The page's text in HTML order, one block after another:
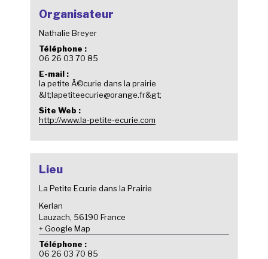
Organisateur
Nathalie Breyer
Téléphone :
06 26 03 70 85
E-mail :
la petite Ã©curie dans la prairie
&lt;lapetiteecurie@orange.fr&gt;
Site Web :
http://www.la-petite-ecurie.com
Lieu
La Petite Ecurie dans la Prairie
Kerlan
Lauzach, 56190 France
+ Google Map
Téléphone :
06 26 03 70 85